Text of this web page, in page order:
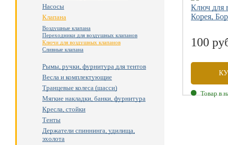
Насосы
Клапана
Воздушные клапана
Переходники для воздушных клапанов
Ключи для воздушных клапанов
Сливные клапана
Рымы, ручки, фурнитура для тентов
Весла и комплектующие
Транцевые колеса (шасси)
Мягкие накладки, банки, фурнитура
Кресла, стойки
Тенты
Держатели спиннинга, удилища,
эхолота
Ключ для
Корея,
100
Товар в